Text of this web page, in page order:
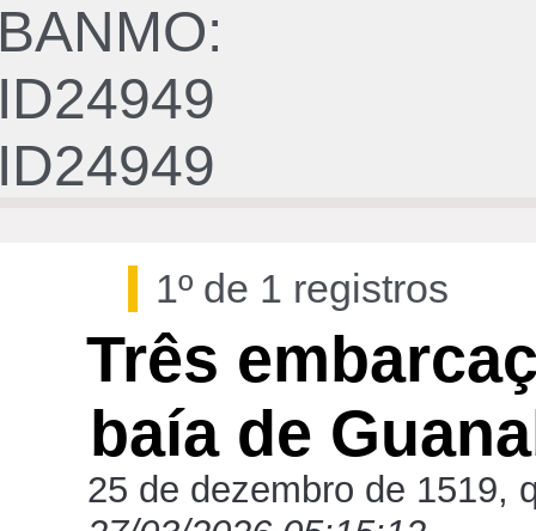
1º de 1 registros
Três
baía de
25 de dezembro de 1519,